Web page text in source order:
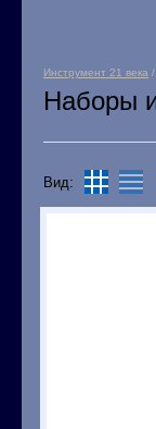
Инструмент 21 века /
Наборы
Вид: